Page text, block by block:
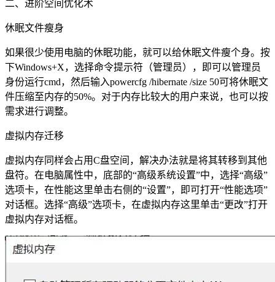
二、进阶空间优化术
休眠文件瘦身
如果很少使用电脑的休眠功能，就可以给休眠文件瘦个身。按
下Windows+X，选择命令提示符（管理员），即可以管理员
身份运行cmd，然后输入powercfg /hibernate /size 50可将休眠文
件压缩至内存的50%。对于内存比较大的用户来说，也可以按
需求进行调整。
虚拟内存迁移
虚拟内存同样会占用C盘空间，解决办法就是将其转移到其他
盘符。在电脑属性中，底部的“高级系统设置”中，选择“高级”
选项卡，在性能这里单击右侧的“设置”，即可打开“性能选项”
对话框。选择“高级”选项卡，在虚拟内存这里单击“更改”打开
虚拟内存对话框。